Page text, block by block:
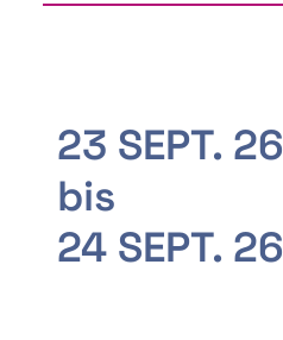
23 SEPT. 26
bis
24 SEPT. 26